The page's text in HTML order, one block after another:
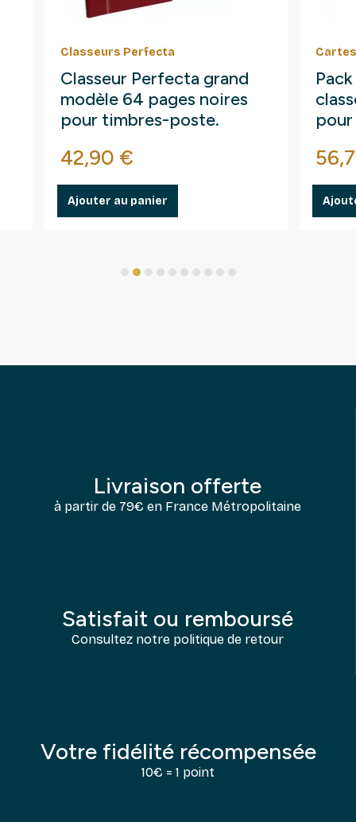
Classeurs Perfecta
Classeur Perfecta grand
modèle 64 pages noires
pour timbres-poste.
Prix
42,90 €
Ajouter au panier
Prix
Livraison offerte
à partir de 79€ en France Métropolitaine
Satisfait ou remboursé
Consultez notre politique de retour
Votre fidélité récompensée
10€ = 1 point